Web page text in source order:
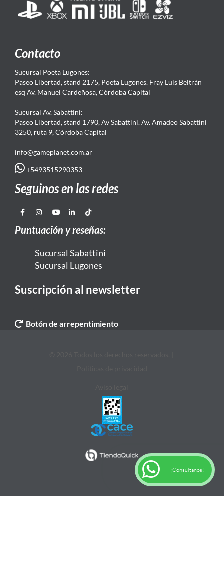
Contacto
Sucursal Poeta Lugones:
Paseo Libertad, stand 2175, Poeta Lugones. Fray Luis Beltrán
esq Av. Manuel Cardeñosa, Córdoba Capital
Sucursal Av. Sabattini:
Paseo Libertad, stand 1790, Av Sabattini. Av. Amadeo Sabattini
3250, ruta 9, Córdoba Capital
info@gameplanet.com.ar
+5493515290353
Seguinos en las redes
Puntuación y reseñas:
Sucursal Sabattini
Sucursal Lugones
Suscripción al newsletter
Botón de arrepentimiento
¡Consultanos!